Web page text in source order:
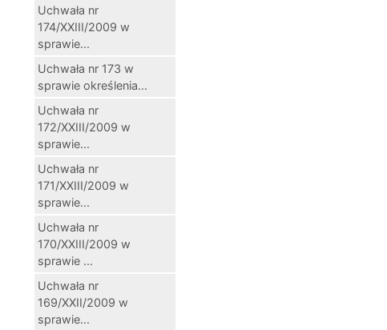
Uchwała nr
174/XXIII/2009 w
sprawie...
Uchwała nr 173 w
sprawie określenia...
Uchwała nr
172/XXIII/2009 w
sprawie...
Uchwała nr
171/XXIII/2009 w
sprawie...
Uchwała nr
170/XXIII/2009 w
sprawie ...
Uchwała nr
169/XXII/2009 w
sprawie...